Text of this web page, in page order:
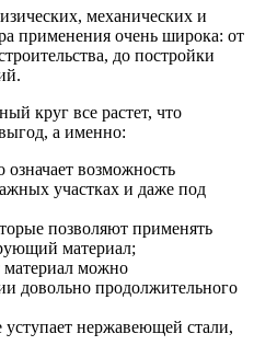
механических и
применения очень широка: от
до постройки
круг все растет, что
а именно:
возможность
участках и даже под
позволяют применять
материал;
материал можно
довольно продолжительного
нержавеющей стали,